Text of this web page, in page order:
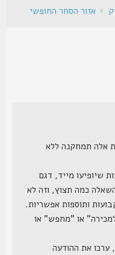
אזור הסחר החופשי
תמחקנה ללא
מייד, דגם
כמה תצוץ, וזה לא
ותוספות אפשריות.
או "מחפש" או
את ההודעה